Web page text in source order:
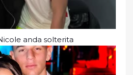
anda solterita